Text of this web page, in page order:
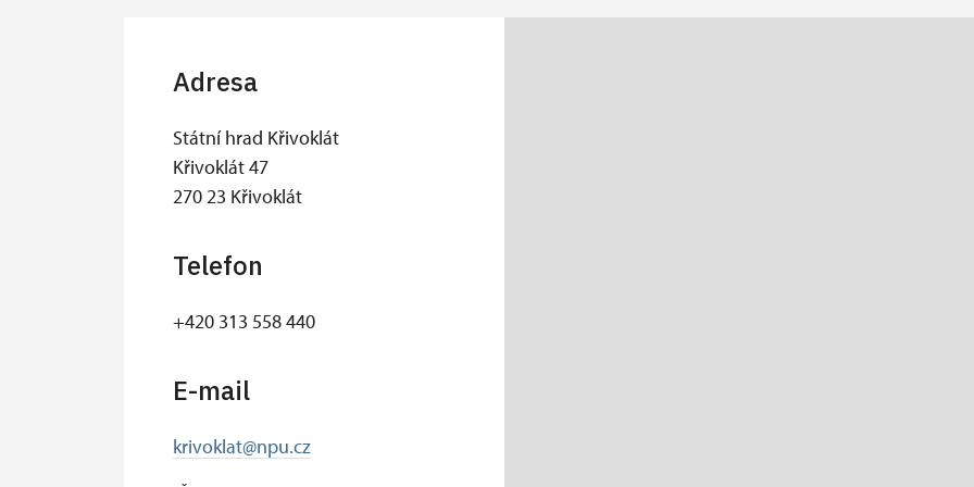
Adresa
Státní hrad Křivoklát
Křivoklát 47
270 23 Křivoklát
Telefon
+420 313 558 440
E-mail
krivoklat@npu.cz